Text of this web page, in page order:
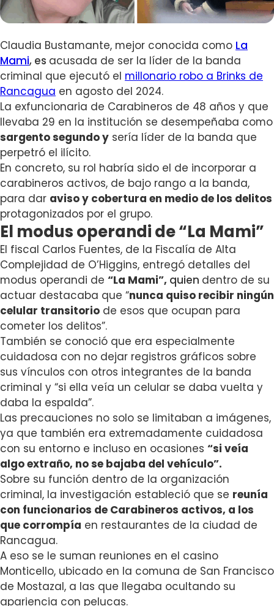
Claudia Bustamante, mejor conocida como La
Mami, es acusada de ser la líder de la banda
criminal que ejecutó el millonario robo a Brinks de
Rancagua en agosto del 2024.
La exfuncionaria de Carabineros de 48 años y que
llevaba 29 en la institución se desempeñaba como
sargento segundo y sería líder de la banda que
perpetró el ilícito.
En concreto, su rol habría sido el de incorporar a
carabineros activos, de bajo rango a la banda,
para dar aviso y cobertura en medio de los delitos
protagonizados por el grupo.
El modus operandi de “La Mami”
El fiscal Carlos Fuentes, de la Fiscalía de Alta
Complejidad de O’Higgins, entregó detalles del
modus operandi de “La Mami”, quien dentro de su
actuar destacaba que “nunca quiso recibir ningún
celular transitorio de esos que ocupan para
cometer los delitos”.
También se conoció que era especialmente
cuidadosa con no dejar registros gráficos sobre
sus vínculos con otros integrantes de la banda
criminal y “si ella veía un celular se daba vuelta y
daba la espalda”.
Las precauciones no solo se limitaban a imágenes,
ya que también era extremadamente cuidadosa
con su entorno e incluso en ocasiones “si veía
algo extraño, no se bajaba del vehículo”.
Sobre su función dentro de la organización
criminal, la investigación estableció que se reunía
con funcionarios de Carabineros activos, a los
que corrompía en restaurantes de la ciudad de
Rancagua.
A eso se le suman reuniones en el casino
Monticello, ubicado en la comuna de San Francisco
de Mostazal, a las que llegaba ocultando su
apariencia con pelucas.